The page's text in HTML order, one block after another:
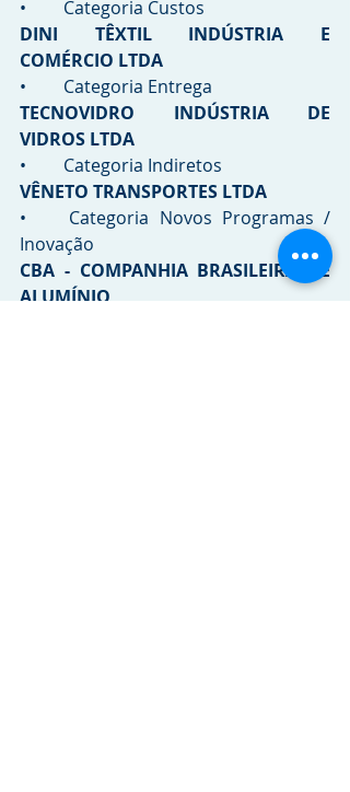
•	Categoria Custos
DINI TÊXTIL INDÚSTRIA E
COMÉRCIO LTDA
•	Categoria Entrega
TECNOVIDRO INDÚSTRIA DE
VIDROS LTDA
•	Categoria Indiretos
VÊNETO TRANSPORTES LTDA
•	Categoria Novos Programas /
Inovação
CBA - COMPANHIA BRASILEIRA DE
ALUMÍNIO